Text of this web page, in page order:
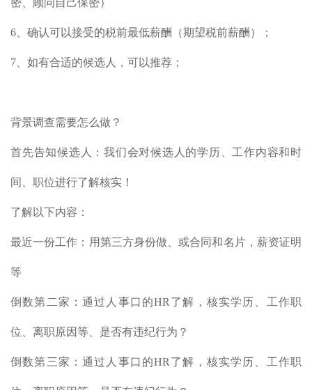
密、顾问自己保密）
6、确认可以接受的税前最低薪酬（期望税前薪酬）；
7、如有合适的候选人，可以推荐；
背景调查需要怎么做？
首先告知候选人：我们会对候选人的学历、工作内容和时
间、职位进行了解核实！
了解以下内容：
最近一份工作：用第三方身份做、或合同和名片，薪资证明
等
倒数第二家：通过人事口的HR了解，核实学历、工作职
位、离职原因等、是否有违纪行为？
倒数第三家：通过人事口的HR了解，核实学历、工作职